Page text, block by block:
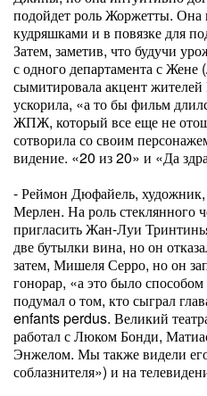
подойдет роль Жоржетты.
кудряшками и в повязке для
Затем, заметив, что будучи
с одного департамента с Жене
сымитировала акцент
ускорила, «а то бы фильм
ЖПЖ, который все еще не
сотворила со своим
видение. «20 из 20» и «Да
- Реймон Дюфайель,
Мерлен. На роль стеклянного
пригласить Жан-Луи
две бутылки вина, но он
затем, Мишеля Серро, но он
гонорар, «а это было
подумал о том, кто сыграл
enfants perdus. Великий
работал с Люком Бонди,
Энжелом. Мы также видели
соблазнителя») и на